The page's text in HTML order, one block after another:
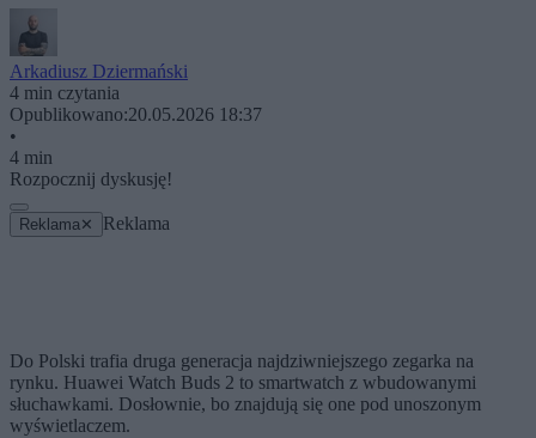
Arkadiusz Dziermański
4 min czytania
Opublikowano:20.05.2026 18:37
•
4 min
Rozpocznij dyskusję!
Reklama ✕ Reklama
Do Polski trafia druga generacja najdziwniejszego zegarka na
rynku. Huawei Watch Buds 2 to smartwatch z wbudowanymi
słuchawkami. Dosłownie, bo znajdują się one pod unoszonym
wyświetlaczem.